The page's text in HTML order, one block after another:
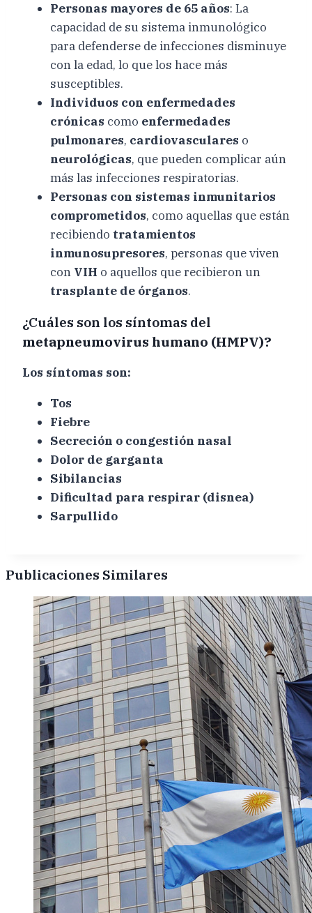
Personas mayores de 65 años: La
capacidad de su sistema inmunológico
para defenderse de infecciones disminuye
con la edad, lo que los hace más
susceptibles.
Individuos con enfermedades
crónicas como enfermedades
pulmonares, cardiovasculares o
neurológicas, que pueden complicar aún
más las infecciones respiratorias.
Personas con sistemas inmunitarios
comprometidos, como aquellas que están
recibiendo tratamientos
inmunosupresores, personas que viven
con VIH o aquellos que recibieron un
trasplante de órganos.
¿Cuáles son los síntomas del
metapneumovirus humano (HMPV)?
Los síntomas son:
Tos
Fiebre
Secreción o congestión nasal
Dolor de garganta
Sibilancias
Dificultad para respirar (disnea)
Sarpullido
Publicaciones Similares